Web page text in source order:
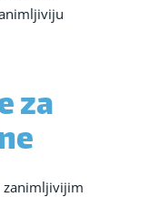
za
zanimljivijim